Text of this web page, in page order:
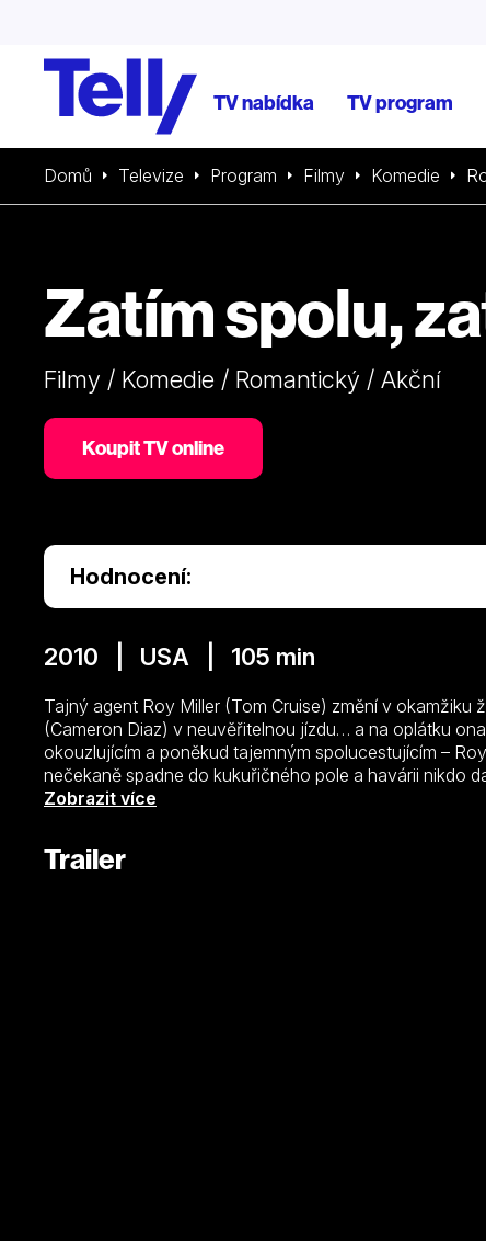
TV nabídka TV program
Domů Televize Program Filmy Komedie
Zatím spolu,
Filmy / Komedie / Romantický / Akční
Koupit TV online
Hodnocení:
2010 | USA | 105 min
Tajný agent Roy Miller (Tom Cruise) změní v
(Cameron Diaz) v neuvěřitelnou jízdu… a na oplátku
okouzlujícím a poněkud tajemným spolucestujícím –
nečekaně spadne do kukuřičného pole a havárii nikdo
aby alespoň pořádně popadla dech a už se ocitá na
vše ve společnosti na první pohled nečitelného a asi
tajného agenta. Dva rozdílní lidé z naprosto odlišných
Zobrazit více
Trailer